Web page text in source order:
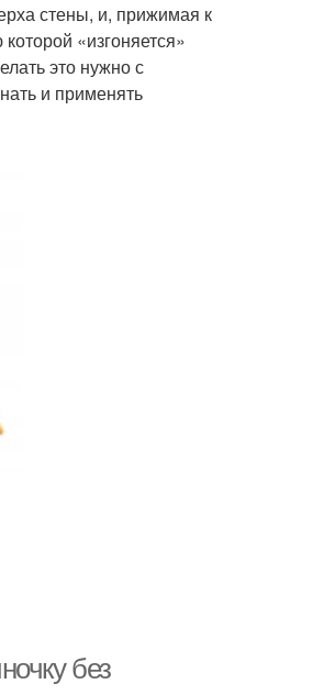
стены, и, прижимая к
«изгоняется»
это нужно с
и применять
без